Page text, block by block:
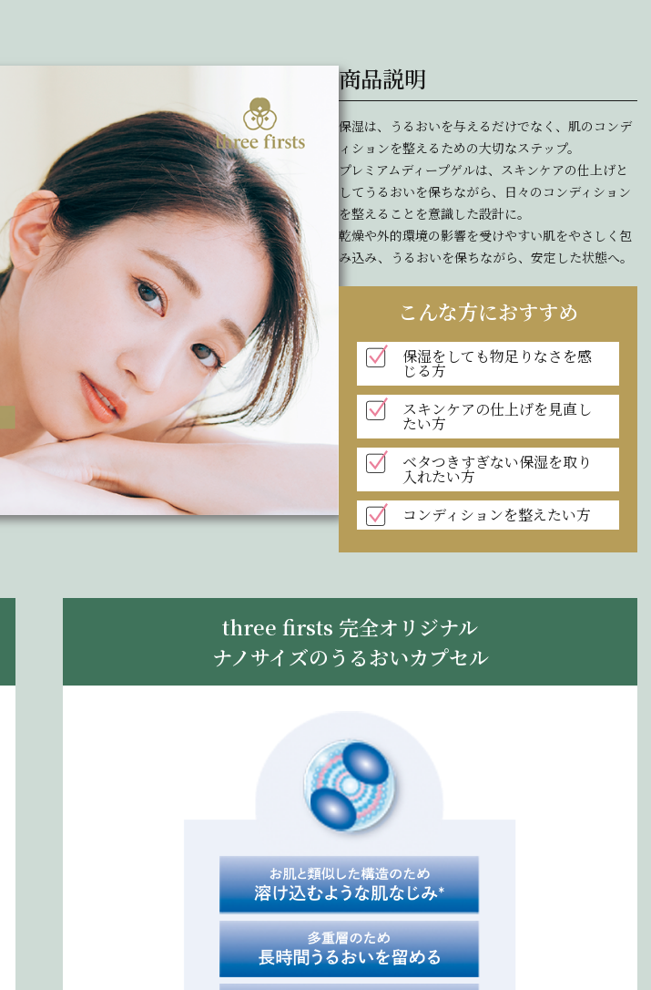
商品説明
保湿は、うるおいを与えるだけでなく、肌のコンデ
ィションを整えるための大切なステップ。
プレミアムディープゲルは、スキンケアの仕上げと
してうるおいを保ちながら、日々のコンディション
を整えることを意識した設計に。
乾燥や外的環境の影響を受けやすい肌をやさしく包
み込み、うるおいを保ちながら、安定した状態へ。
こんな方におすすめ
保湿をしても物足りなさを感
じる方
スキンケアの仕上げを見直し
たい方
ベタつきすぎない保湿を取り
入れたい方
コンディションを整えたい方
three firsts 完全オリジナル
ナノサイズのうるおいカプセル